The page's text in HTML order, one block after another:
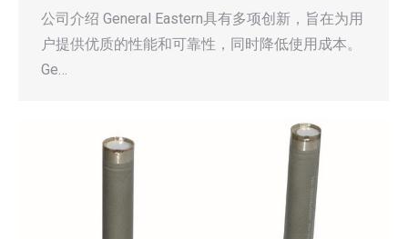
公司介绍 General Eastern具有多项创新，旨在为用
户提供优质的性能和可靠性，同时降低使用成本。
Ge…